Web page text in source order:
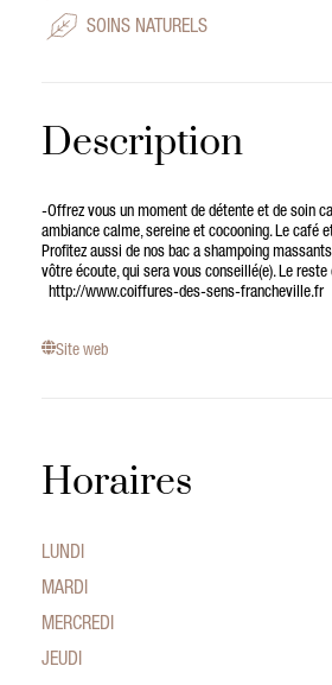
SOINS NATURELS
Description
-Offrez vous un moment de détente et de soin
ambiance calme, sereine et cocooning. Le café
Profitez aussi de nos bac a shampoing
vôtre écoute, qui sera vous conseillé(e). Le
http://www.coiffures-des-sens-francheville.fr
Site web
Horaires
LUNDI
MARDI
MERCREDI
JEUDI